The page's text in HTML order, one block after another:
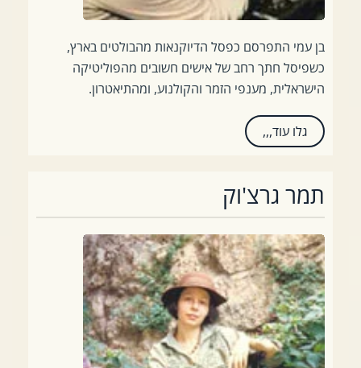
בן עמי התפרסם כפסל הדיוקנאות מהבולטים בארץ,
כשפיסל חתך רחב של אישים חשובים מהפוליטיקה
הישראלית, מענפי הזמר והקולנוע, ומהתיאטרון.
גלו עוד,,,
תמר גרצ'וק